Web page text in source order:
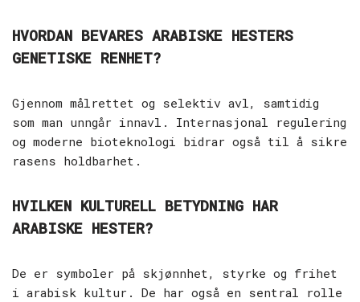
HVORDAN BEVARES ARABISKE HESTERS
GENETISKE RENHET?
Gjennom målrettet og selektiv avl, samtidig
som man unngår innavl. Internasjonal regulering
og moderne bioteknologi bidrar også til å sikre
rasens holdbarhet.
HVILKEN KULTURELL BETYDNING HAR
ARABISKE HESTER?
De er symboler på skjønnhet, styrke og frihet
i arabisk kultur. De har også en sentral rolle